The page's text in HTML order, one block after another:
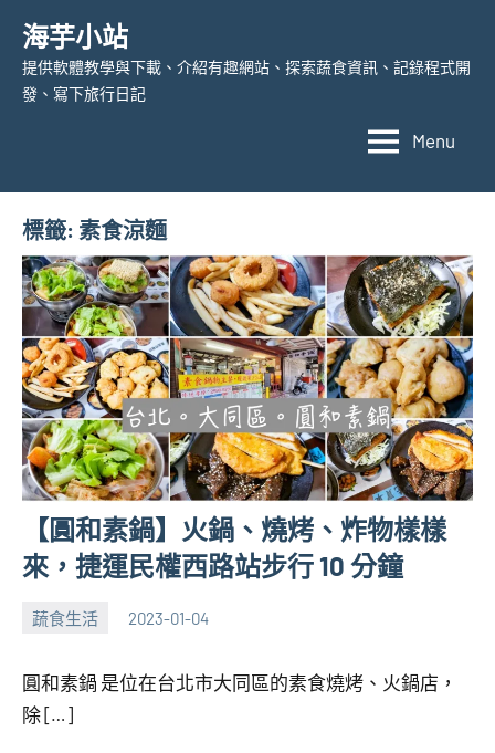
content
海芋小站
提供軟體教學與下載、介紹有趣網站、探索蔬食資訊、記錄程式開
發、寫下旅行日記
Menu
標籤: 素食涼麵
【圓和素鍋】火鍋、燒烤、炸物樣樣
來，捷運民權西路站步行 10 分鐘
蔬食生活 2023-01-04
張
芋
No
圓和素鍋 是位在台北市大同區的素食燒烤、火鍋店，
除 […]